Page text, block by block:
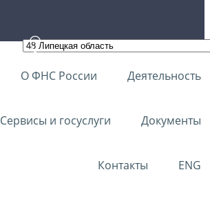
О ФНС России Деятельность
Сервисы и госуслуги Документы
Контакты ENG